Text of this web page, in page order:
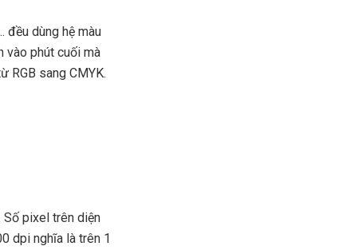
đều dùng hệ màu
vào phút cuối mà
RGB sang CMYK.
Số pixel trên diện
dpi nghĩa là trên 1